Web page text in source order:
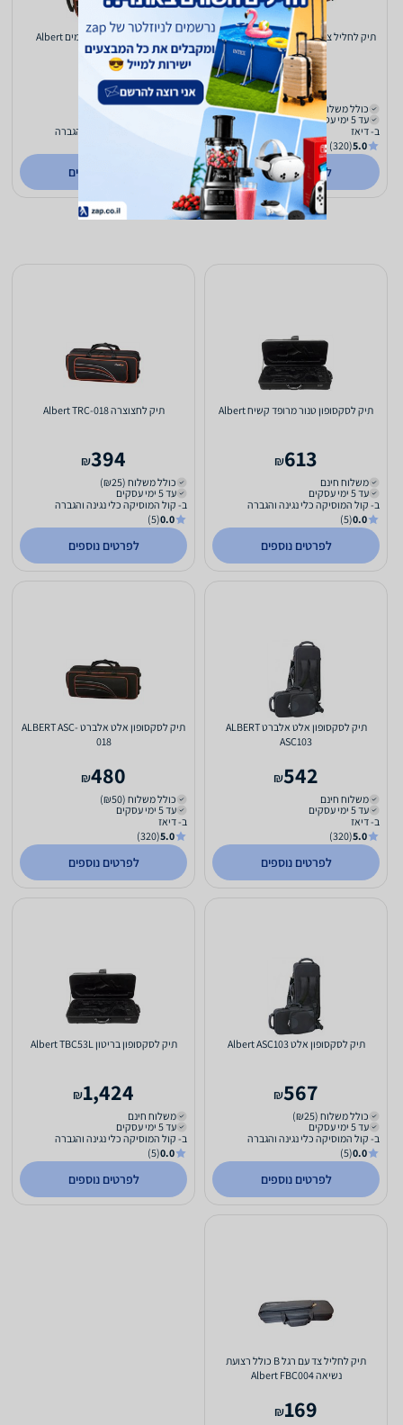
תיק לחליל צד אלברט ALBERT FBC-018
232
₪
כולל משלוח (₪50)
עד 5 ימי עסקים
ב- דיאז
5.0
(320)
לפרטים נוספים
תיק לקלרינט פסים כתומים Albert
CBC018
313
כולל משלוח (₪25)
ב- קול המוסיקה כלי נגינה והגברה
לפרטים נוספים
תיק לסקסופון טנור מרופד קשיח Albert
613
₪
משלוח חינם
עד 5 ימי עסקים
ב- קול המוסיקה כלי נגינה והגברה
0.0
(5)
לפרטים נוספים
תיק לחצוצרה Albert TRC-018
394
₪
כולל משלוח (₪25)
עד 5 ימי עסקים
ב- קול המוסיקה כלי נגינה והגברה
0.0
(5)
לפרטים נוספים
תיק לסקסופון אלט אלברט ALBERT
ASC103
542
₪
משלוח חינם
עד 5 ימי עסקים
ב- דיאז
5.0
(320)
לפרטים נוספים
תיק לסקסופון אלט אלברט ALBERT ASC-
018
480
₪
כולל משלוח (₪50)
עד 5 ימי עסקים
ב- דיאז
5.0
(320)
לפרטים נוספים
תיק לסקסופון אלט Albert ASC103
567
₪
כולל משלוח (₪25)
עד 5 ימי עסקים
ב- קול המוסיקה כלי נגינה והגברה
0.0
(5)
לפרטים נוספים
תיק לסקסופון בריטון Albert TBC53L
1,424
₪
משלוח חינם
עד 5 ימי עסקים
ב- קול המוסיקה כלי נגינה והגברה
0.0
(5)
לפרטים נוספים
תיק לחליל צד עם רגל B כולל רצועת
נשיאה Albert FBC004
169
₪